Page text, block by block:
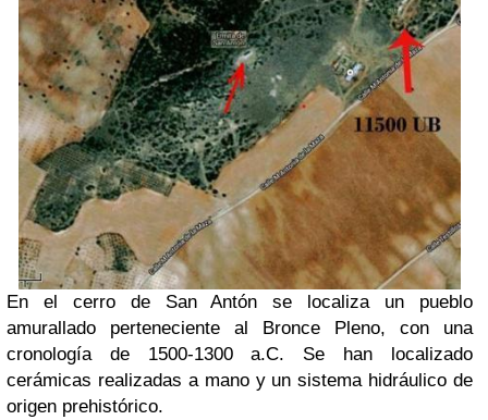
En el cerro de San Antón se localiza un pueblo
amurallado perteneciente al Bronce Pleno, con una
cronología de 1500-1300 a.C. Se han localizado
cerámicas realizadas a mano y un sistema hidráulico de
origen prehistórico.